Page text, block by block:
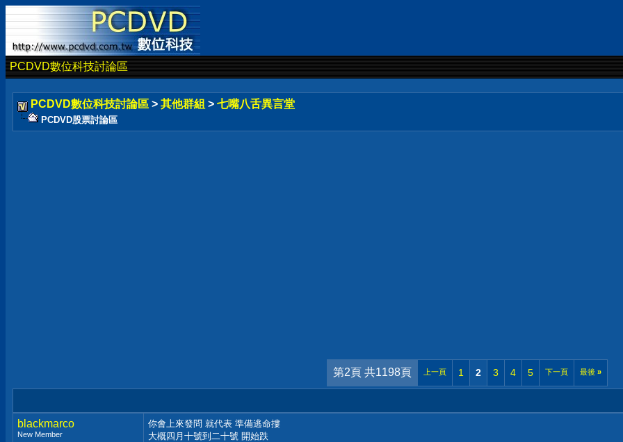
PCDVD數位科技討論區
PCDVD數位科技討論區 > 其他群組 > 七嘴八舌異言堂
PCDVD股票討論區
第2頁 共1198頁 上一頁 1 2 3 4 5 下一頁 最後 »
blackmarco
New Member
你會上來發問 就代表 準備逃命摟
大概四月十號到二十號 開始跌